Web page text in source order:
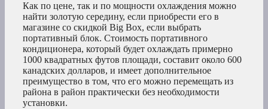
Как по цене, так и по мощности охлаждения можно
найти золотую середину, если приобрести его в
магазине со скидкой Big Box, если выбрать
портативный блок. Стоимость портативного
кондиционера, который будет охлаждать примерно
1000 квадратных футов площади, составит около 600
канадских долларов, и имеет дополнительное
преимущество в том, что его можно перемещать из
района в район практически без необходимости
установки.